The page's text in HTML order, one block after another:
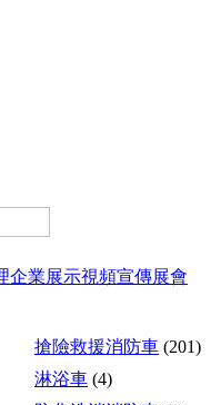
企業展示視頻宣傳展會
搶險救援消防車 (201)
淋浴車 (4)